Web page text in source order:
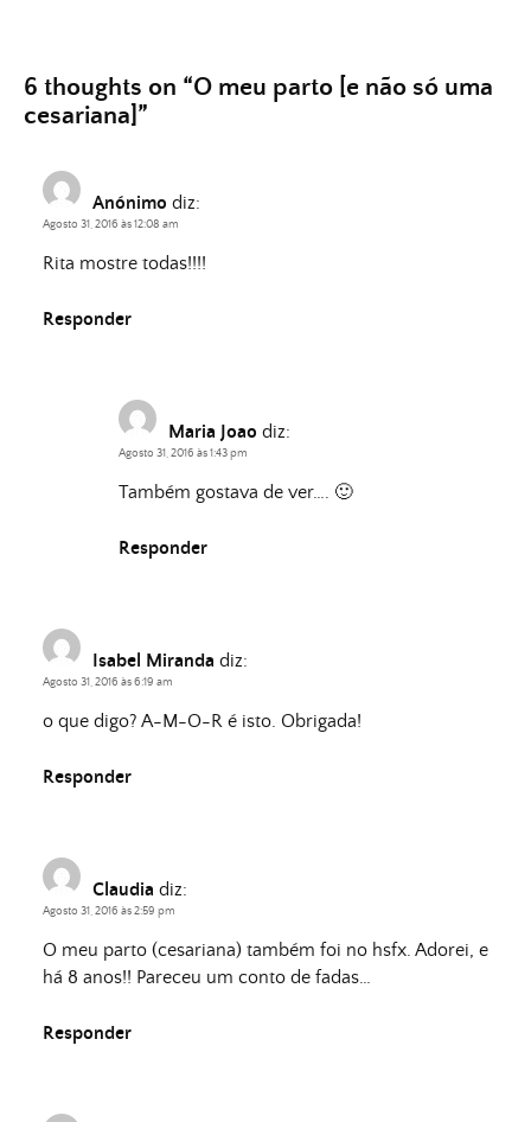
6 thoughts on “O meu parto [e não só uma
cesariana]”
Anónimo diz:
Agosto 31, 2016 às 12:08 am
Rita mostre todas!!!!
Responder
Maria Joao diz:
Agosto 31, 2016 às 1:43 pm
Também gostava de ver…. 🙂
Responder
Isabel Miranda diz:
Agosto 31, 2016 às 6:19 am
o que digo? A-M-O-R é isto. Obrigada!
Responder
Claudia diz:
Agosto 31, 2016 às 2:59 pm
O meu parto (cesariana) também foi no hsfx. Adorei, e
há 8 anos!! Pareceu um conto de fadas…
Responder